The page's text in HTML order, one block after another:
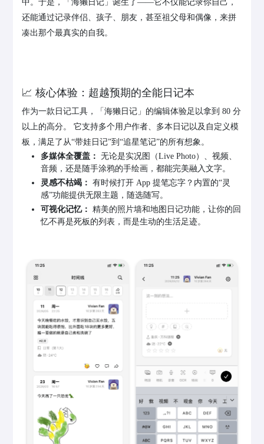
中。于是，「海獭日记」诞生了——它不仅能记录你自己，
还能通过记录伴侣、孩子、朋友，甚至祖父母和偶像，来拼
凑出那个最真实的自我。
📈 核心体验：超越预期的全能日记本
作为一款日记工具，「海獭日记」的编辑体验足以拿到 80 分
以上的高分。 它支持多个用户作者、多本日记以及自定义模
板，满足了从“带娃日记”到“追星笔记”的所有想象。
多媒体全覆盖： 无论是实况图（Live Photo）、视频、
音频，还是随手涂鸦的手绘画，都能完美融入文字。
灵感不枯竭： 有时候打开 App 提笔忘字？内置的“灵
感”功能提供无限主题，随选随写。
可视化记忆： 精美的照片墙和地图日记功能，让你的回
忆不再是死板的列表，而是生动的生活足迹。